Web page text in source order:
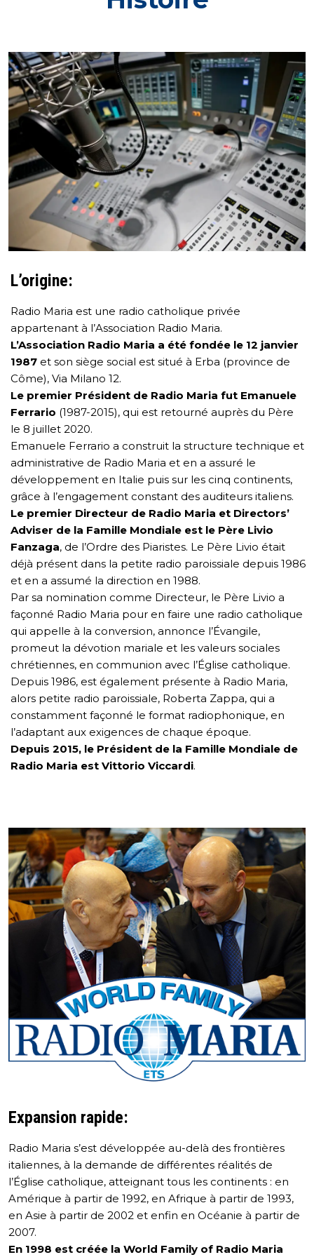
L’origine:
Radio Maria est une radio catholique privée
appartenant à l’Association Radio Maria.
L’Association Radio Maria a été fondée le 12 janvier
1987 et son siège social est situé à Erba (province de
Côme), Via Milano 12.
Le premier Président de Radio Maria fut Emanuele
Ferrario (1987-2015), qui est retourné auprès du Père
le 8 juillet 2020.
Emanuele Ferrario a construit la structure technique et
administrative de Radio Maria et en a assuré le
développement en Italie puis sur les cinq continents,
grâce à l’engagement constant des auditeurs italiens.
Le premier Directeur de Radio Maria et Directors’
Adviser de la Famille Mondiale est le Père Livio
Fanzaga, de l’Ordre des Piaristes. Le Père Livio était
déjà présent dans la petite radio paroissiale depuis 1986
et en a assumé la direction en 1988.
Par sa nomination comme Directeur, le Père Livio a
façonné Radio Maria pour en faire une radio catholique
qui appelle à la conversion, annonce l’Évangile,
promeut la dévotion mariale et les valeurs sociales
chrétiennes, en communion avec l’Église catholique.
Depuis 1986, est également présente à Radio Maria,
alors petite radio paroissiale, Roberta Zappa, qui a
constamment façonné le format radiophonique, en
l’adaptant aux exigences de chaque époque.
Depuis 2015, le Président de la Famille Mondiale de
Radio Maria est Vittorio Viccardi.
Expansion rapide:
Radio Maria s’est développée au-delà des frontières
italiennes, à la demande de différentes réalités de
l’Église catholique, atteignant tous les continents : en
Amérique à partir de 1992, en Afrique à partir de 1993,
en Asie à partir de 2002 et enfin en Océanie à partir de
2007.
En 1998 est créée la World Family of Radio Maria